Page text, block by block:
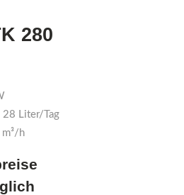
280
28 Liter/Tag
h